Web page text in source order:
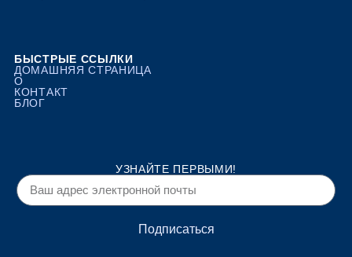
БЫСТРЫЕ ССЫЛКИ
ДОМАШНЯЯ СТРАНИЦА
О
КОНТАКТ
БЛОГ
УЗНАЙТЕ ПЕРВЫМИ!
Подписаться